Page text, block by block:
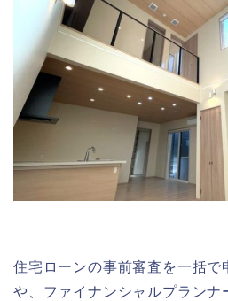
住宅ローンの事前審査を一括で
や、ファイナンシャルプランナ